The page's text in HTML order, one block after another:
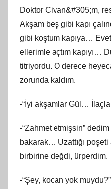
Doktor Civan&#305;m,
Akşam beş gibi kapı
gibi koştum kapıya…
ellerimle açtım kapıyı…
titriyordu. O derece
zorunda kaldım.
-“İyi akşamlar Gül…
-“Zahmet etmişsin”
bakarak… Uzattığı poşeti
birbirine değdi, ürperdim.
-“Şey, kocan yok muydu?”